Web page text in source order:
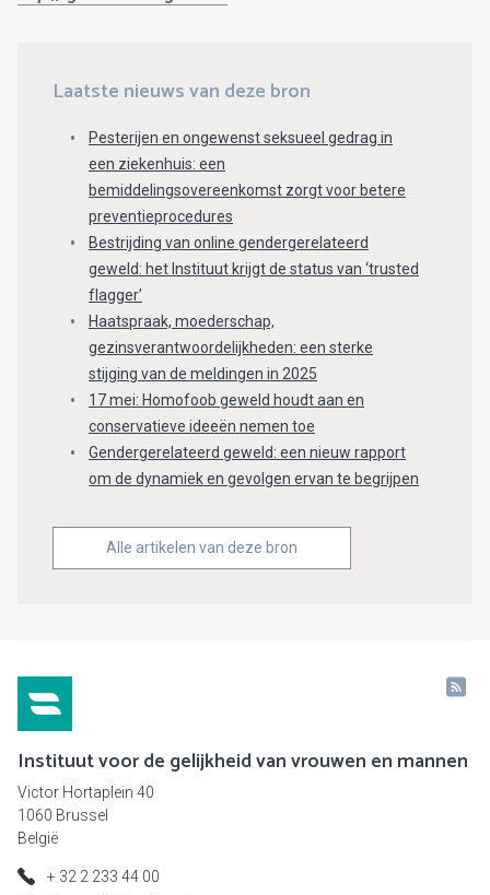
Laatste nieuws van deze bron
Pesterijen en ongewenst seksueel gedrag in
een ziekenhuis: een
bemiddelingsovereenkomst zorgt voor betere
preventieprocedures
Bestrijding van online gendergerelateerd
geweld: het Instituut krijgt de status van ‘trusted
flagger’
Haatspraak, moederschap,
gezinsverantwoordelijkheden: een sterke
stijging van de meldingen in 2025
17 mei: Homofoob geweld houdt aan en
conservatieve ideeën nemen toe
Gendergerelateerd geweld: een nieuw rapport
om de dynamiek en gevolgen ervan te begrijpen
Alle artikelen van deze bron
Instituut voor de gelijkheid van vrouwen en mannen
Victor Hortaplein 40
1060 Brussel
België
+ 32 2 233 44 00